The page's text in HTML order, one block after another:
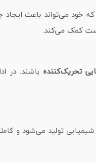
خود می‌تواند باعث
کمک می‌کند.
تحریک‌کننده باشند. در
تولید می‌شود و